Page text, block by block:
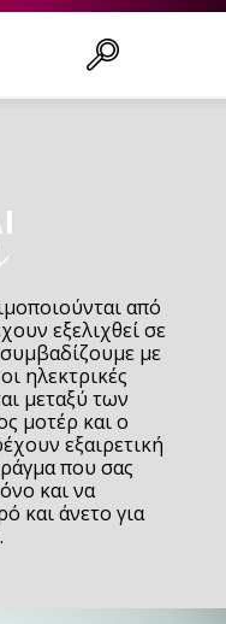
από
εξελιχθεί σε
με
ηλεκτρικές
μεταξύ των
μοτέρ και ο
εξαιρετική
που σας
και να
και άνετο για